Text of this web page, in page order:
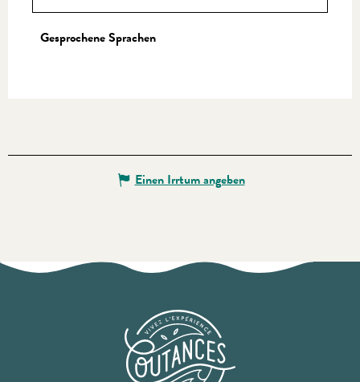
Gesprochene Sprachen
Gesprochene Sprachen
Einen Irrtum angeben